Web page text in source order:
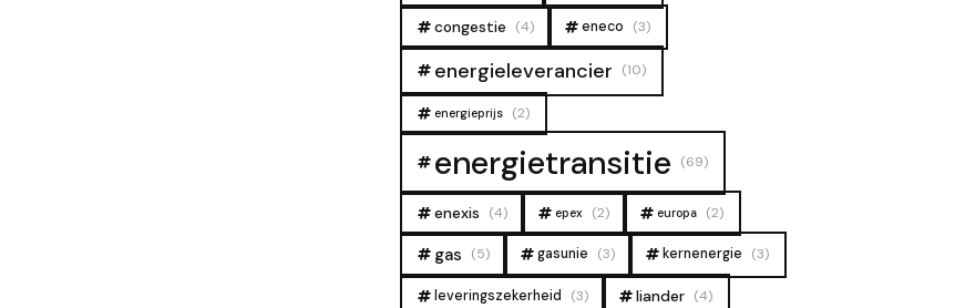
congestie (4) eneco (3)
energieleverancier (10)
energieprijs (2)
energietransitie (69)
enexis (4) epex (2) europa (2)
gas (5) gasunie (3) kernenergie (3)
leveringszekerheid (3) liander (4)